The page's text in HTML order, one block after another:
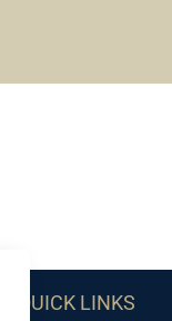
QUICK LINKS